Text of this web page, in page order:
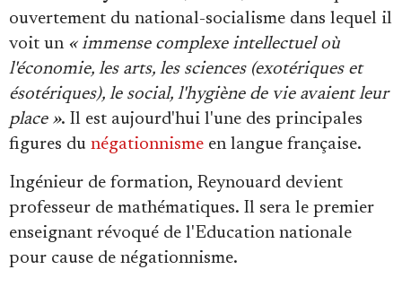
Se connecter
ouvertement du national-socialisme dans lequel il
voit un« immense complexe intellectuel où
l'économie, les arts, les sciences (exotériques et
ésotériques), le social, l'hygiène de vie avaient leur
place ». Il est aujourd'hui l'une des principales
figures du négationnisme en langue française.
Ingénieur de formation, Reynouard devient
professeur de mathématiques. Il sera le premier
enseignant révoqué de l'Education nationale
pour cause de négationnisme.